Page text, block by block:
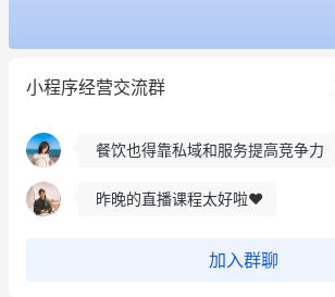
小程序经营交流群
这个营销策划案例推荐大家看一下
用有赞就能在微信、小红书同时经
餐饮也得靠私域和服务提高竞争力
昨晚的直播课程太好啦❤️
加入群聊